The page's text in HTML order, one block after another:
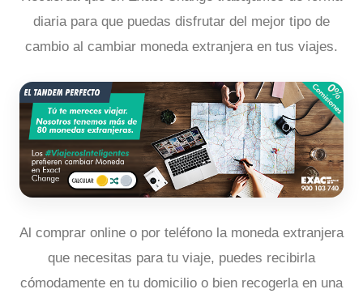
diaria para que puedas disfrutar del mejor tipo de
cambio al cambiar moneda extranjera en tus viajes.
Al comprar online o por teléfono la moneda extranjera
que necesitas para tu viaje, puedes recibirla
cómodamente en tu domicilio o bien recogerla en una